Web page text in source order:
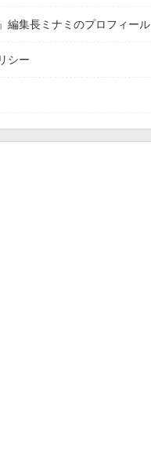
編集長ミナミのプロフィール
シー